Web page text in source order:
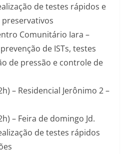
de testes rápidos e
Comunitário Iara –
de ISTs, testes
de pressão e controle de
– Residencial Jerônimo 2 –
– Feira de domingo Jd.
de testes rápidos